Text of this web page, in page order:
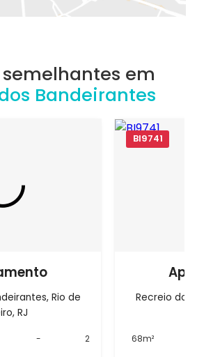
em
Bandeirantes
Rio de
RJ
- 2
BI9741
Recreio dos
68m²